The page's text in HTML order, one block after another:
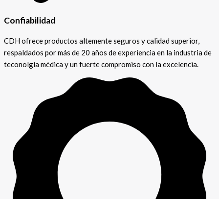
Confiabilidad
CDH ofrece productos altemente seguros y calidad superior,
respaldados por más de 20 años de experiencia en la industria de
teconolgía médica y un fuerte compromiso con la excelencia.